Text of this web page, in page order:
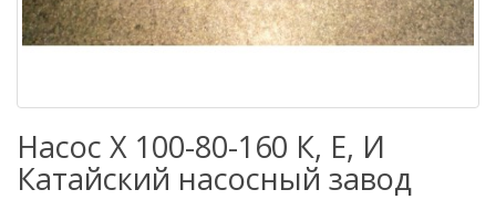
Насос Х 100-80-160 К, Е, И
Катайский насосный завод